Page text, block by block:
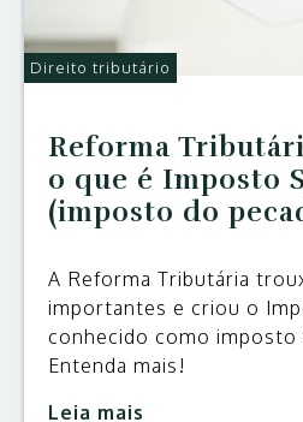
Direito tributário
Reforma
o que é Imposto
(imposto do
A Reforma Tributária
importantes e criou o
conhecido como imposto
Entenda mais!
Leia mais